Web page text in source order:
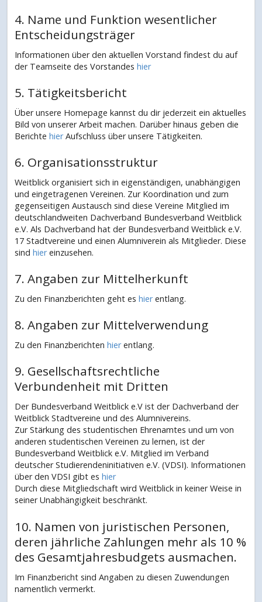
4. Name und Funktion wesentlicher
Entscheidungsträger
Informationen über den aktuellen Vorstand findest du auf
der Teamseite des Vorstandes hier
5. Tätigkeitsbericht
Über unsere Homepage kannst du dir jederzeit ein aktuelles
Bild von unserer Arbeit machen. Darüber hinaus geben die
Berichte hierAufschluss über unsere Tätigkeiten.
6. Organisationsstruktur
Weitblick organisiert sich in eigenständigen, unabhängigen
und eingetragenen Vereinen. Zur Koordination und zum
gegenseitigen Austausch sind diese Vereine Mitglied im
deutschlandweiten Dachverband Bundesverband Weitblick
e.V. Als Dachverband hat der Bundesverband Weitblick e.V.
17 Stadtvereine und einen Alumniverein als Mitglieder. Diese
sind hiereinzusehen.
7. Angaben zur Mittelherkunft
Zu den Finanzberichten geht es hierentlang.
8. Angaben zur Mittelverwendung
Zu den Finanzberichten hierentlang.
9. Gesellschaftsrechtliche
Verbundenheit mit Dritten
Der Bundesverband Weitblick e.V ist der Dachverband der
Weitblick Stadtvereine und des Alumnivereins.
Zur Stärkung des studentischen Ehrenamtes und um von
anderen studentischen Vereinen zu lernen, ist der
Bundesverband Weitblick e.V. Mitglied im Verband
deutscher Studierendeninitiativen e.V. (VDSI). Informationen
über den VDSI gibt es hier
Durch diese Mitgliedschaft wird Weitblick in keiner Weise in
seiner Unabhängigkeit beschränkt.
10. Namen von juristischen Personen,
deren jährliche Zahlungen mehr als 10 %
des Gesamtjahresbudgets ausmachen.
Im Finanzbericht sind Angaben zu diesen Zuwendungen
namentlich vermerkt.